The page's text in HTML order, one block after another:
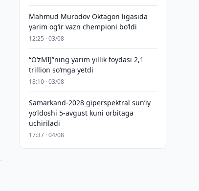
Mahmud Murodov Oktagon ligasida
yarim og‘ir vazn chempioni bo‘ldi
12:25 · 03/08
“O‘zMIJ”ning yarim yillik foydasi 2,1
trillion so‘mga yetdi
18:10 · 03/08
Samarkand-2028 giperspektral sun’iy
yo‘ldoshi 5-avgust kuni orbitaga
uchiriladi
17:37 · 04/08